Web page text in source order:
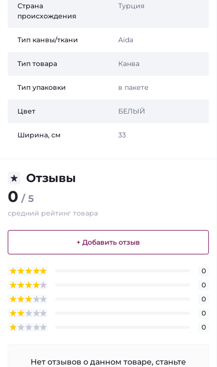
Страна
происхождения
Турция
Тип канвы/ткани Aida
Тип товара Канва
Тип упаковки в пакете
Цвет БЕЛЫЙ
Ширина, см 33
Отзывы
0 / 5
средний рейтинг товара
+ Добавить отзыв
0
0
0
0
0
Нет отзывов о данном товаре, станьте